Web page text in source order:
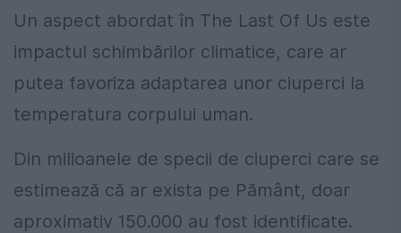
Un aspect abordat în The Last Of Us este
impactul schimbărilor climatice, care ar
putea favoriza adaptarea unor ciuperci la
temperatura corpului uman.
Din milioanele de specii de ciuperci care se
estimează că ar exista pe Pământ, doar
aproximativ 150.000 au fost identificate.